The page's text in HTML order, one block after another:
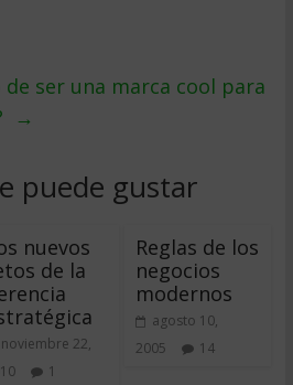
de ser una marca cool para
→
puede gustar
nuevos
de la
noviembre 22,
1
Reglas de los
negocios
modernos
agosto 10,
2005
14